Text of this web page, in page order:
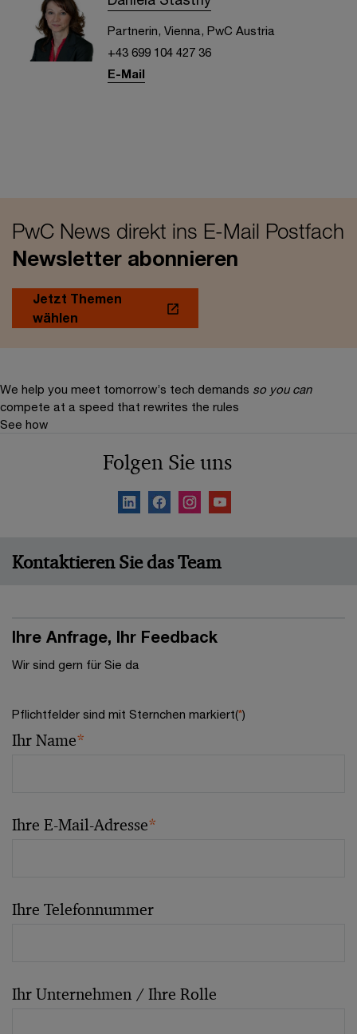
Partnerin, Vienna, PwC Austria
+43 699 104 427 36
E-Mail
PwC News direkt ins E-Mail Postfach
Newsletter abonnieren
Jetzt Themen
wählen
We help you meet tomorrow’s tech demands so you can
compete at a speed that rewrites the rules
See how
Folgen Sie uns
Kontaktieren Sie das Team
Ihre Anfrage, Ihr Feedback
Wir sind gern für Sie da
Pflichtfelder sind mit Sternchen markiert(*)
Ihr Name*
Ihre E-Mail-Adresse*
Ihre Telefonnummer
Ihr Unternehmen / Ihre Rolle